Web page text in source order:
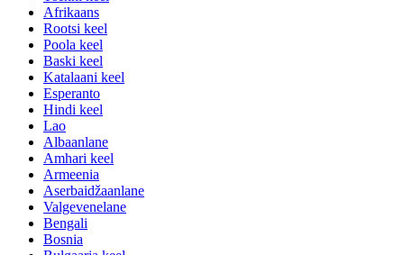
Afrikaans
Rootsi keel
Poola keel
Baski keel
Katalaani keel
Esperanto
Hindi keel
Lao
Albaanlane
Amhari keel
Armeenia
Aserbaidžaanlane
Valgevenelane
Bengali
Bosnia